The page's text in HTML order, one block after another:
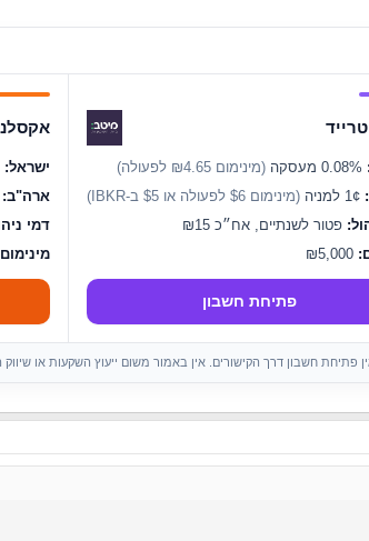
(מינימום ₪4.65 לפעולה)
(מינימום $6 לפעולה או $5 ב-IBKR)
פטור לשנתיים, אח״כ ₪15
פתיחת חשבון
ישראל:
ארה"ב:
דמי
פתיחת חשבון דרך הקישורים. אין באמור משום ייעוץ השקעות או שיווק